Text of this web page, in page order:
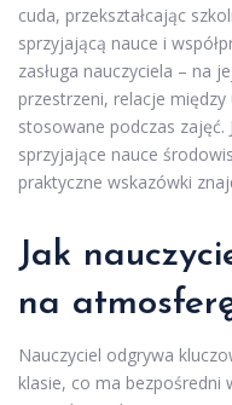
cuda, przekształcając
sprzyjającą nauce i
zasługa nauczyciela – na
przestrzeni, relacje
stosowane podczas
sprzyjające nauce
praktyczne wskazówki
Jak
na
Nauczyciel odgrywa
klasie, co ma bezpośredni